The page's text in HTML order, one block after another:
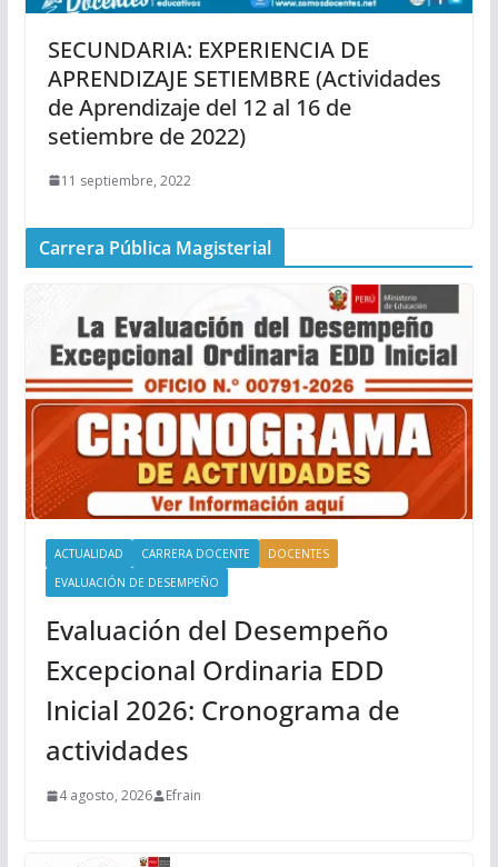
SECUNDARIA: EXPERIENCIA DE
APRENDIZAJE SETIEMBRE (Actividades
de Aprendizaje del 12 al 16 de
setiembre de 2022)
11 septiembre, 2022
Carrera Pública Magisterial
ACTUALIDAD CARRERA DOCENTE
DOCENTES
EVALUACIÓN DE DESEMPEÑO
Evaluación del Desempeño
Excepcional Ordinaria EDD
Inicial 2026: Cronograma de
actividades
4 agosto, 2026 Efrain